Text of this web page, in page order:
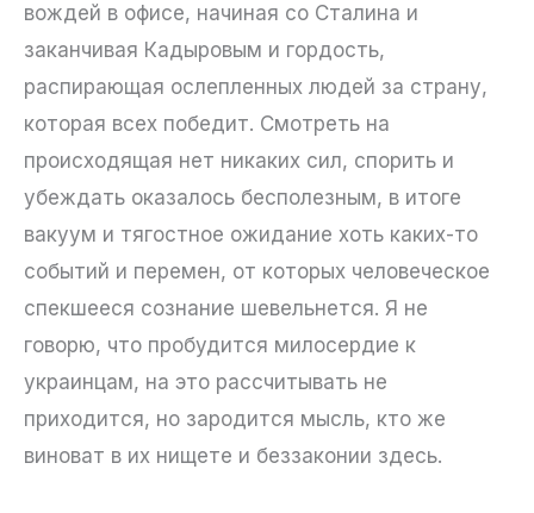
вождей в офисе, начиная со Сталина и
заканчивая Кадыровым и гордость,
распирающая ослепленных людей за страну,
которая всех победит. Смотреть на
происходящая нет никаких сил, спорить и
убеждать оказалось бесполезным, в итоге
вакуум и тягостное ожидание хоть каких-то
событий и перемен, от которых человеческое
спекшееся сознание шевельнется. Я не
говорю, что пробудится милосердие к
украинцам, на это рассчитывать не
приходится, но зародится мысль, кто же
виноват в их нищете и беззаконии здесь.